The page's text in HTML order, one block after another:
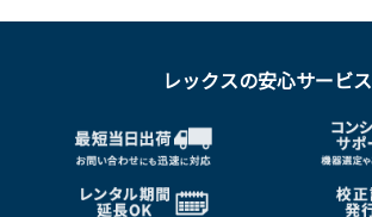
レックスの安心サービス